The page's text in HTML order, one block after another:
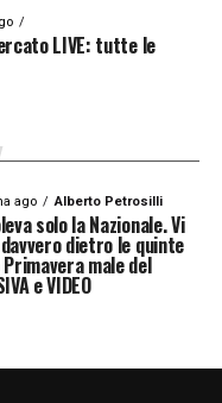
LIVE: tutte le
ago Alberto Petrosilli
solo la Nazionale. Vi
dietro le quinte
Primavera male del
e VIDEO